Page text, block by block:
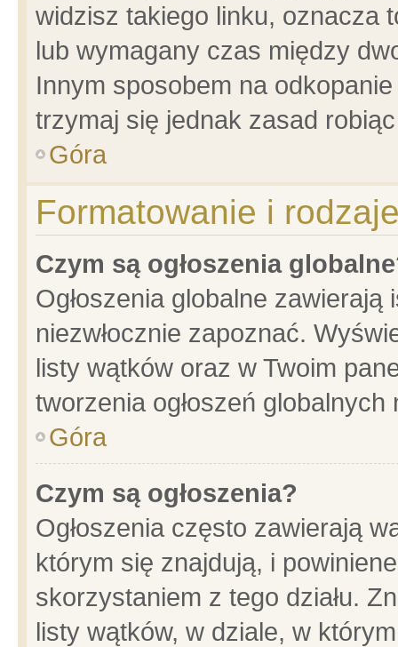
widzisz takiego linku, oznacza
lub wymagany czas między
Innym sposobem na
trzymaj się jednak zasad
Góra
Formatowanie i
Czym są ogłoszenia
Ogłoszenia globalne
niezwłocznie zapoznać.
listy wątków oraz w Twoim
tworzenia ogłoszeń
Góra
Czym są ogłoszenia?
Ogłoszenia często zawierają
którym się znajdują, i
skorzystaniem z tego działu.
listy wątków, w dziale, w